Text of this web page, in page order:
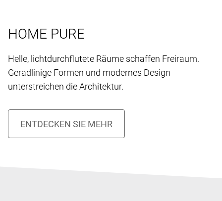
HOME PURE
Helle, lichtdurchflutete Räume schaffen Freiraum.
Geradlinige Formen und modernes Design
unterstreichen die Architektur.